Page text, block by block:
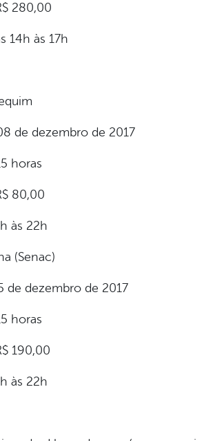
280,00
14h às 17h
de dezembro de 2017
horas
80,00
às 22h
(Senac)
de dezembro de 2017
horas
190,00
às 22h